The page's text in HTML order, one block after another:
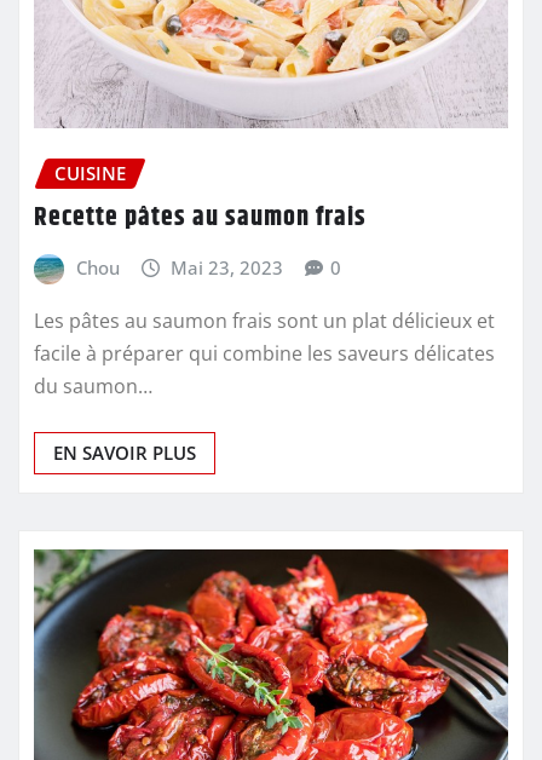
CUISINE
Recette pâtes au saumon frais
Chou Mai 23, 2023 0
Les pâtes au saumon frais sont un plat délicieux et
facile à préparer qui combine les saveurs délicates
du saumon…
EN SAVOIR PLUS